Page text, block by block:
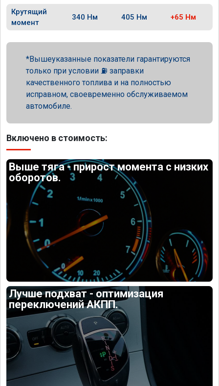
Крутящий
момент
340 Нм 405 Нм +65 Нм
Вышеуказанные показатели гарантируются
только при условии ⛽ заправки
качественного топлива и на полностью
исправном, своевременно обслуживаемом
автомобиле.
Включено в стоимость:
Выше тяга - прирост момента с низких
оборотов.
Лучше подхват - оптимизация
переключений АКПП.